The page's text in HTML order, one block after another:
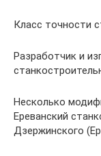
Класс точности
Разработчик и
Несколько
Ереванский
Дзержинского